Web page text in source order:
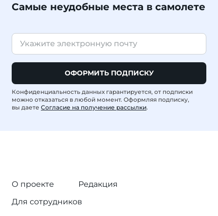
Самые неудобные места в самолете
ОФОРМИТЬ ПОДПИСКУ
Конфиденциальность данных гарантируется, от подписки
можно отказаться в любой момент. Оформляя подписку,
вы даете Согласие на получение рассылки.
О проекте
Редакция
Для сотрудников